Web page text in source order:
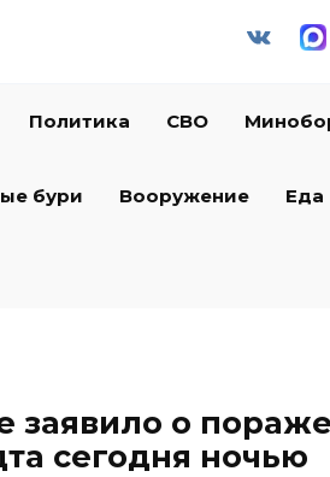
Политика СВО
бури Вооружение Еда
заявило о
сегодня ночью